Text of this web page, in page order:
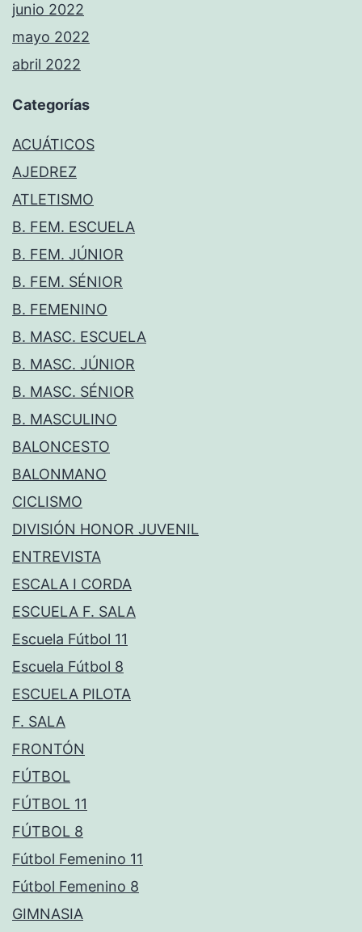
junio 2022
mayo 2022
abril 2022
Categorías
ACUÁTICOS
AJEDREZ
ATLETISMO
B. FEM. ESCUELA
B. FEM. JÚNIOR
B. FEM. SÉNIOR
B. FEMENINO
B. MASC. ESCUELA
B. MASC. JÚNIOR
B. MASC. SÉNIOR
B. MASCULINO
BALONCESTO
BALONMANO
CICLISMO
DIVISIÓN HONOR JUVENIL
ENTREVISTA
ESCALA I CORDA
ESCUELA F. SALA
Escuela Fútbol 11
Escuela Fútbol 8
ESCUELA PILOTA
F. SALA
FRONTÓN
FÚTBOL
FÚTBOL 11
FÚTBOL 8
Fútbol Femenino 11
Fútbol Femenino 8
GIMNASIA